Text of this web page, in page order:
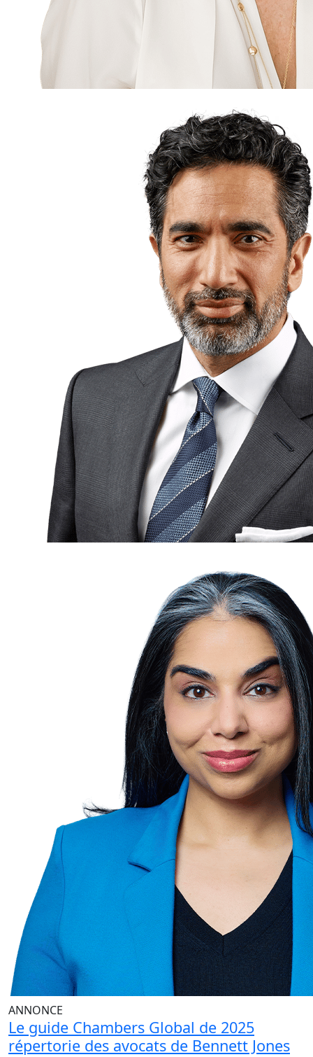
ANNONCE
Le guide Chambers Global de 2025
répertorie des avocats de Bennett Jones